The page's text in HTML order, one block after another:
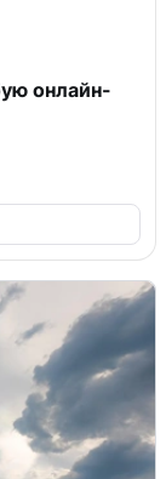
онлайн-